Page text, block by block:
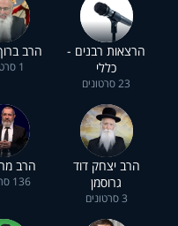
הרצאות רבנים -
כללי
23 סרטונים
הרב
1 סרטונים
הרב יצחק דוד
גרוסמן
3 סרטונים
הרב
136 סרטונים